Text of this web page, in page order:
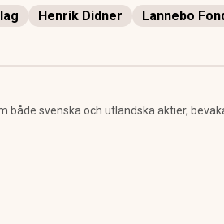
Henrik Didner Lannebo
både svenska och utländska aktier,